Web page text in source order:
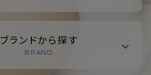
ブランドから探す
BRAND